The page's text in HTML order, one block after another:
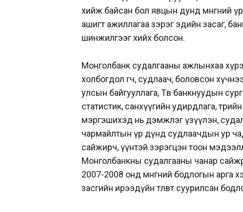
хийж байсан бол явцын дунд мөнгөний
ашигт ажиллагаа зэрэг эдийн засаг,
шинжилгээг хийх болсон.
Монголбанк судалгааны ажлынхаа
холбогдол өгч, судлаач, боловсон
улсын байгууллага, Төв банкнуудын
статистик, санхүүгийн удирдлага,
мэргэшихэд нь дэмжлэг үзүүлэн,
чармайлтын үр дүнд судлаачдын ур
сайжирч, үүнтэй зэрэгцэн тоон
Монголбанкны судалгааны чанар
2007-2008 онд мөнгөний бодлогын арга
засгийн ирээдүйн төлөвт суурилсан